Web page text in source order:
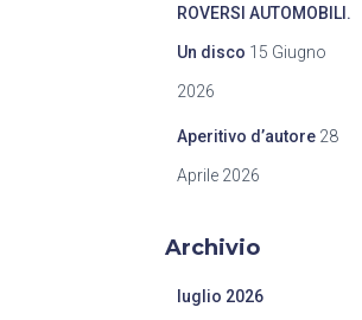
ROVERSI AUTOMOBILI.
Un disco 15 Giugno
2026
Aperitivo d’autore 28
Aprile 2026
Archivio
luglio 2026